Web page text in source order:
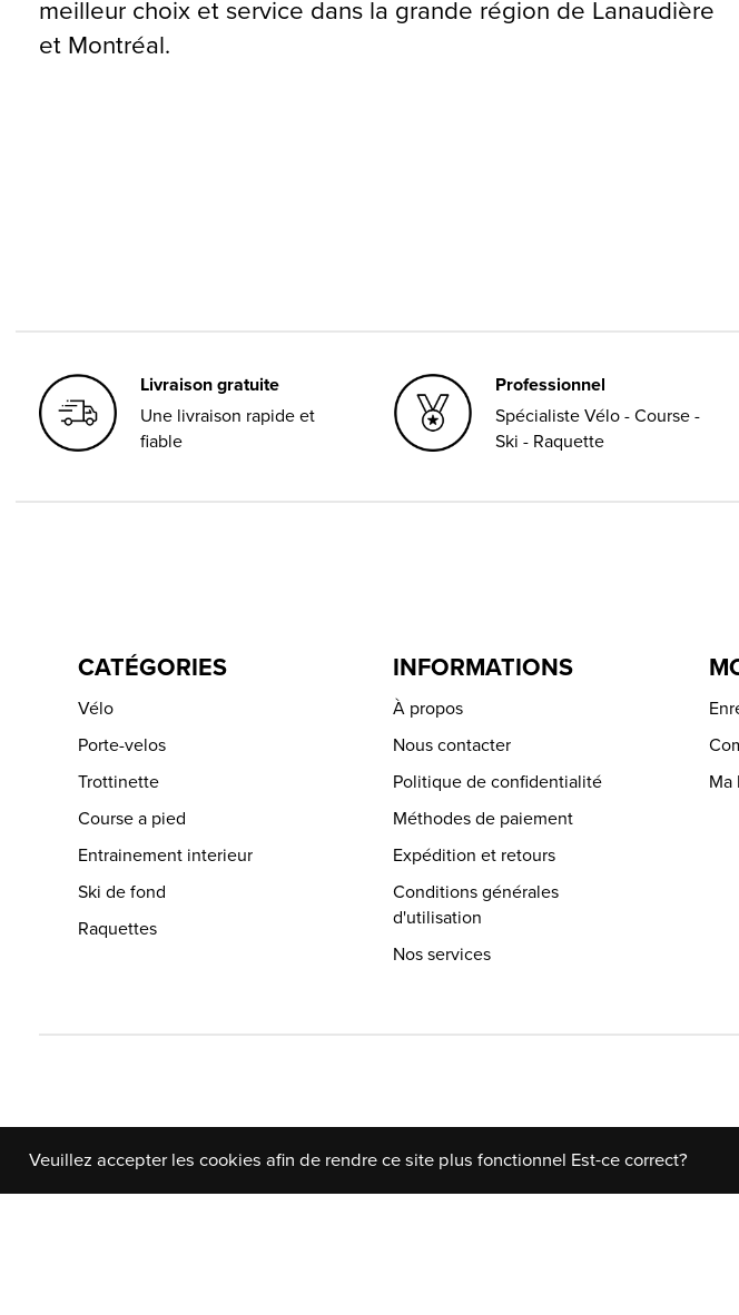
meilleur choix et service dans la grande région de Lanaudière
et Montréal.
Livraison gratuite
Une livraison rapide et
fiable
Professionnel
Spécialiste Vélo - Course -
Ski - Raquette
CATÉGORIES
Vélo
Porte-velos
Trottinette
Course a pied
Entrainement interieur
Ski de fond
Raquettes
INFORMATIONS
À propos
Nous contacter
Politique de confidentialité
Méthodes de paiement
Expédition et retours
Conditions générales
d'utilisation
Nos services
Ma
Veuillez accepter les cookies afin de rendre ce site plus fonctionnel Est-ce correct?